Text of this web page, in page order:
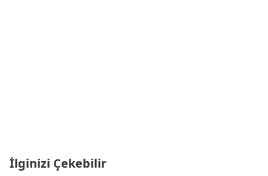
İlginizi Çekebilir